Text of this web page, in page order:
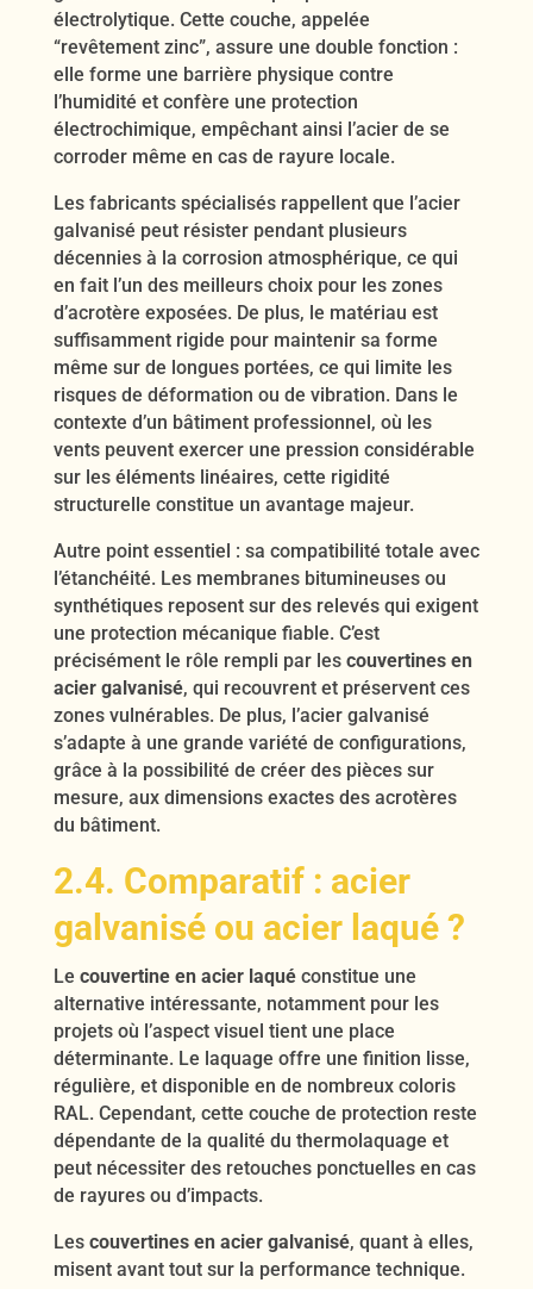
électrolytique. Cette couche, appelée
“revêtement zinc”, assure une double fonction :
elle forme une barrière physique contre
l’humidité et confère une protection
électrochimique, empêchant ainsi l’acier de se
corroder même en cas de rayure locale.
Les fabricants spécialisés rappellent que l’acier
galvanisé peut résister pendant plusieurs
décennies à la corrosion atmosphérique, ce qui
en fait l’un des meilleurs choix pour les zones
d’acrotère exposées. De plus, le matériau est
suffisamment rigide pour maintenir sa forme
même sur de longues portées, ce qui limite les
risques de déformation ou de vibration. Dans le
contexte d’un bâtiment professionnel, où les
vents peuvent exercer une pression considérable
sur les éléments linéaires, cette rigidité
structurelle constitue un avantage majeur.
Autre point essentiel : sa compatibilité totale avec
l’étanchéité. Les membranes bitumineuses ou
synthétiques reposent sur des relevés qui exigent
une protection mécanique fiable. C’est
précisément le rôle rempli par les couvertines en
acier galvanisé, qui recouvrent et préservent ces
zones vulnérables. De plus, l’acier galvanisé
s’adapte à une grande variété de configurations,
grâce à la possibilité de créer des pièces sur
mesure, aux dimensions exactes des acrotères
du bâtiment.
2.4. Comparatif : acier
galvanisé ou acier laqué ?
Le couvertine en acier laquéconstitue une
alternative intéressante, notamment pour les
projets où l’aspect visuel tient une place
déterminante. Le laquage offre une finition lisse,
régulière, et disponible en de nombreux coloris
RAL. Cependant, cette couche de protection reste
dépendante de la qualité du thermolaquage et
peut nécessiter des retouches ponctuelles en cas
de rayures ou d’impacts.
Les couvertines en acier galvanisé, quant à elles,
misent avant tout sur la performance technique.